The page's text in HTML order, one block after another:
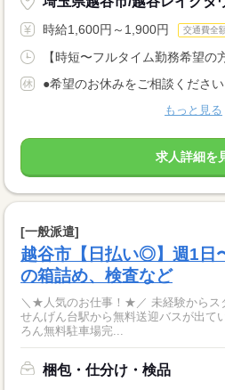
時給1,600円～1,900円 交通費全
【時短〜フルタイム勤務希望の
●希望のお休みをご相談くださ
もっと見る
求人詳細を
[一般派遣]
越谷市【日払い◎】週1日
の箱詰め、検査など
＼★人気のお仕事！★／ 未経験からス
せんげん台駅から無料送迎バスが出て
ろん無料駐車場完...
梱包・仕分け・検品